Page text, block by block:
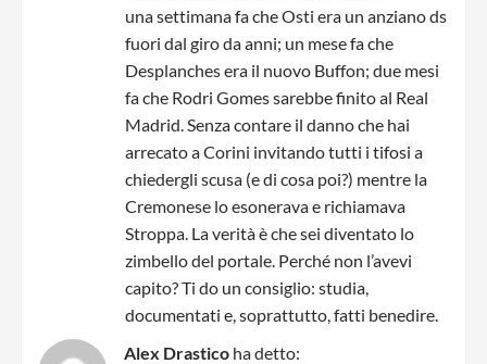
una settimana fa che Osti era un anziano ds
fuori dal giro da anni; un mese fa che
Desplanches era il nuovo Buffon; due mesi
fa che Rodri Gomes sarebbe finito al Real
Madrid. Senza contare il danno che hai
arrecato a Corini invitando tutti i tifosi a
chiedergli scusa (e di cosa poi?) mentre la
Cremonese lo esonerava e richiamava
Stroppa. La verità è che sei diventato lo
zimbello del portale. Perché non l’avevi
capito? Ti do un consiglio: studia,
documentati e, soprattutto, fatti benedire.
Alex Drastico ha detto: